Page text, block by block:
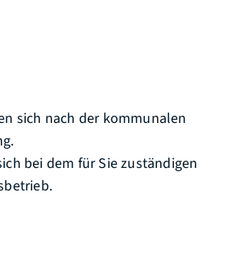
sich nach der kommunalen
bei dem für Sie zuständigen